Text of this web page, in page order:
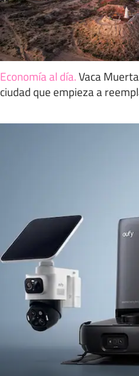
Economía al día.Vaca
ciudad que empieza a